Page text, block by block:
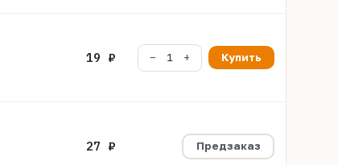
19 ₽ Купить
27 ₽ Предзаказ